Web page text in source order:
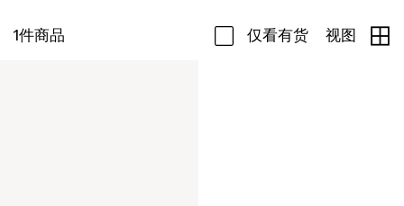
1件商品 仅看有货 视图